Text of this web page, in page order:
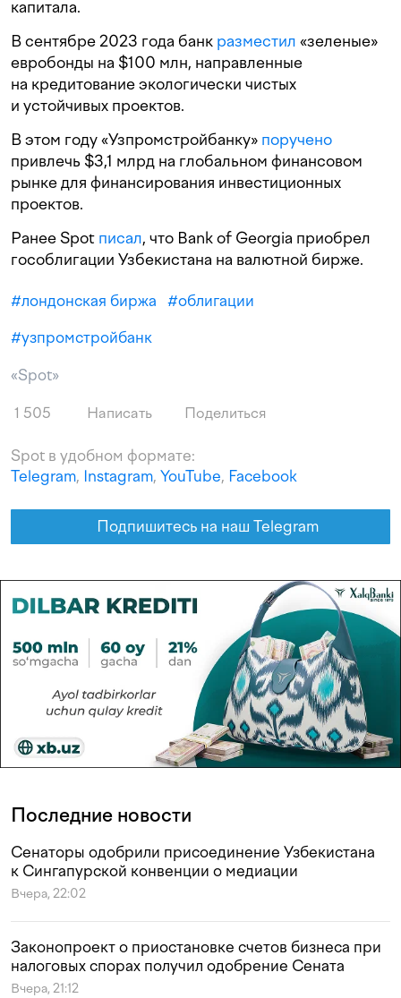
капитала.
В сентябре 2023 года банк разместил «зеленые»
евробонды на $100 млн, направленные
на кредитование экологически чистых
и устойчивых проектов.
В этом году «Узпромстройбанку» поручено
привлечь $3,1 млрд на глобальном финансовом
рынке для финансирования инвестиционных
проектов.
Ранее Spot писал, что Bank of Georgia приобрел
гособлигации Узбекистана на валютной бирже.
#лондонская биржа #облигации
#узпромстройбанк
«Spot»
1 505 Написать Поделиться
Spot в удобном формате:
Telegram, Instagram, YouTube, Facebook
Подпишитесь на наш Telegram
Последние новости
Сенаторы одобрили присоединение Узбекистана
к Сингапурской конвенции о медиации
Вчера, 22:02
Законопроект о приостановке счетов бизнеса при
налоговых спорах получил одобрение Сената
Вчера, 21:12